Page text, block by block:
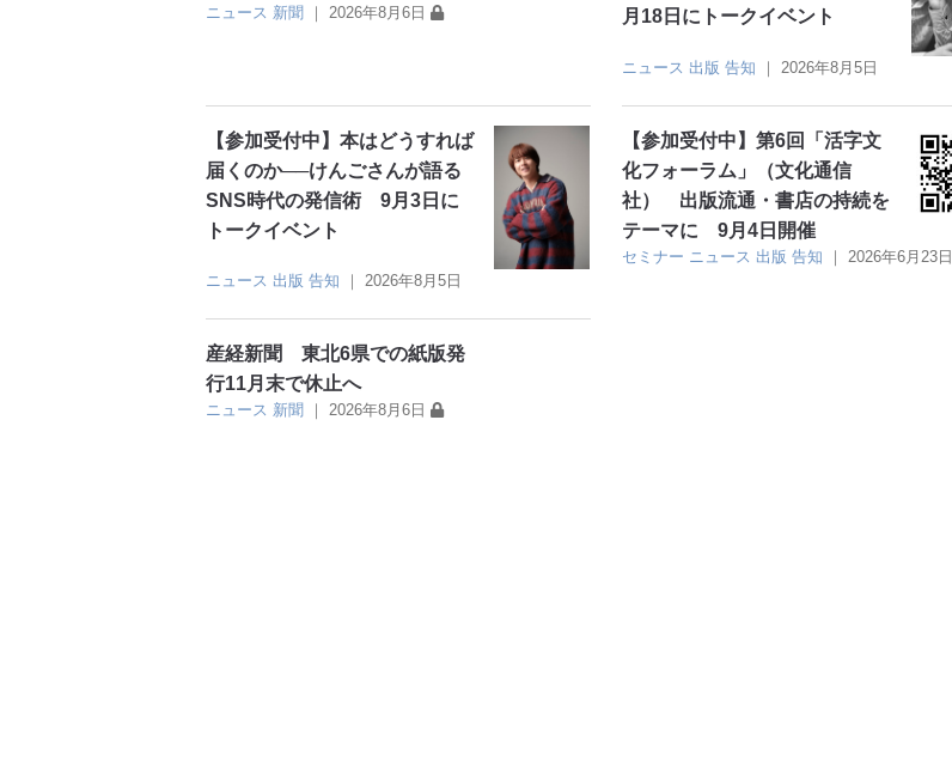
ニュース 新聞 ｜ 2026年8月6日
月18日にトークイベント
ニュース 出版 告知 ｜ 2026年8月5日
【参加受付中】本はどうすれば
届くのか──けんごさんが語る
SNS時代の発信術 9月3日に
トークイベント
ニュース 出版 告知 ｜ 2026年8月5日
【参加受付中】第6回「活字文
化フォーラム」（文化通信
社） 出版流通・書店の持続を
テーマに 9月4日開催
セミナー ニュース 出版 告知 ｜ 2026年6月23日
産経新聞 東北6県での紙版発
行11月末で休止へ
ニュース 新聞 ｜ 2026年8月6日